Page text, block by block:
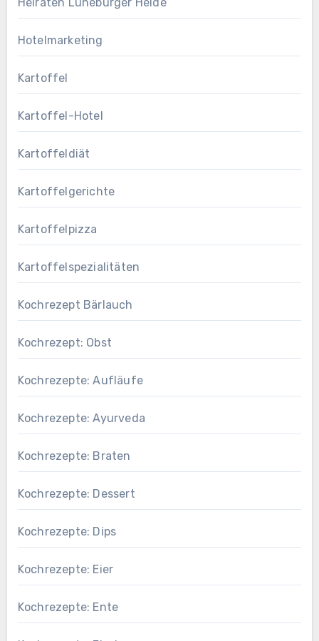
Hotelmarketing
Kartoffel
Kartoffel-Hotel
Kartoffeldiät
Kartoffelgerichte
Kartoffelpizza
Kartoffelspezialitäten
Kochrezept Bärlauch
Kochrezept: Obst
Kochrezepte: Aufläufe
Kochrezepte: Ayurveda
Kochrezepte: Braten
Kochrezepte: Dessert
Kochrezepte: Dips
Kochrezepte: Eier
Kochrezepte: Ente